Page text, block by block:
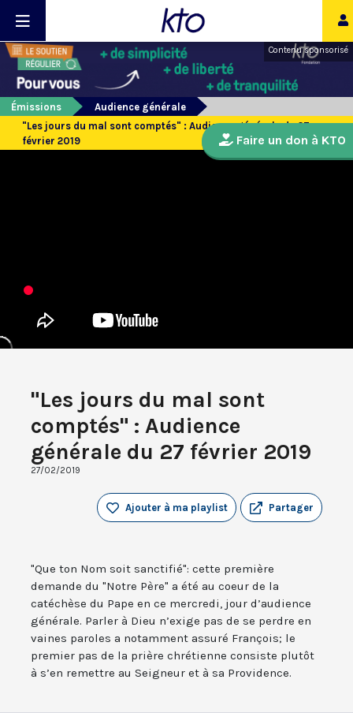
Contenu sponsorisé
Émissions
Audience générale
"Les jours du mal sont comptés" : Audience générale du 27
février 2019
"Les jours du mal sont
comptés" : Audience
générale du 27 février 2019
27/02/2019
Partager
Ajouter à ma playlist
"Que ton Nom soit sanctifié": cette première
demande du "Notre Père" a été au coeur de la
catéchèse du Pape en ce mercredi, jour d’audience
générale. Parler à Dieu n’exige pas de se perdre en
vaines paroles a notamment assuré François; le
premier pas de la prière chrétienne consiste plutôt
à s’en remettre au Seigneur et à sa Providence.
Faire un don à KTO